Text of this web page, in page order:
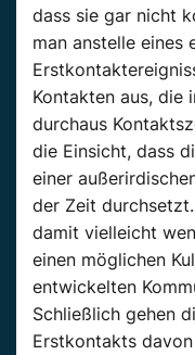
dass sie gar nicht
man anstelle eines
Kontakten aus, die
durchaus
die Einsicht, dass
einer
der Zeit
damit vielleicht
einen möglichen
entwickelten
Schließlich gehen
Erstkontakts